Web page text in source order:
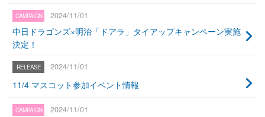
2024/11/01
中日ドラゴンズ×明治「ドアラ」タイアップキャンペーン実施
決定！
2024/11/01
11/4 マスコット参加イベント情報
2024/11/01